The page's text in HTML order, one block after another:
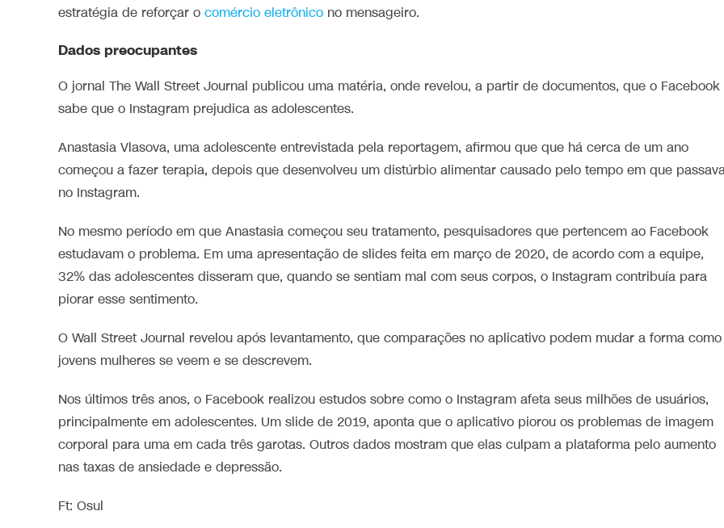
estratégia de reforçar o comércio eletrônico no mensageiro.
Dados preocupantes
O jornal The Wall Street Journal publicou uma matéria, onde revelou, a partir de documentos, que o Facebook
sabe que o Instagram prejudica as adolescentes.
Anastasia Vlasova, uma adolescente entrevistada pela reportagem, afirmou que que há cerca de um ano
começou a fazer terapia, depois que desenvolveu um distúrbio alimentar causado pelo tempo em que
no Instagram.
No mesmo período em que Anastasia começou seu tratamento, pesquisadores que pertencem ao Facebook
estudavam o problema. Em uma apresentação de slides feita em março de 2020, de acordo com a equipe,
32% das adolescentes disseram que, quando se sentiam mal com seus corpos, o Instagram contribuía para
piorar esse sentimento.
O Wall Street Journal revelou após levantamento, que comparações no aplicativo podem mudar a forma como
jovens mulheres se veem e se descrevem.
Nos últimos três anos, o Facebook realizou estudos sobre como o Instagram afeta seus milhões de usuários,
principalmente em adolescentes. Um slide de 2019, aponta que o aplicativo piorou os problemas de imagem
corporal para uma em cada três garotas. Outros dados mostram que elas culpam a plataforma pelo aumento
nas taxas de ansiedade e depressão.
Ft: Osul